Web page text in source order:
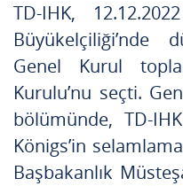
TD-IHK,
Büyükelçiliği’nde
Genel Kurul
Kurulu’nu seçti.
bölümünde, TD-
Königs’in
Başbakanlık